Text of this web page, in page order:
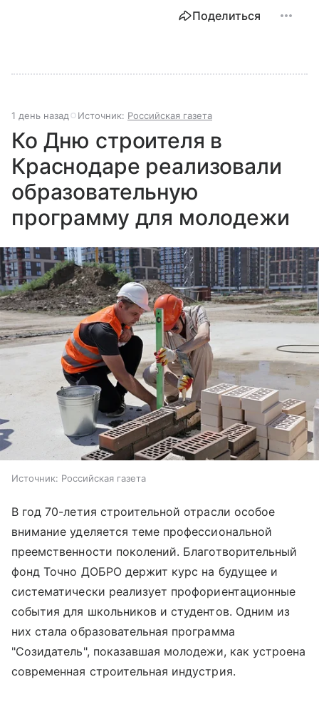
Поделиться
1 день назад Источник: Российская газета
Ко Дню строителя в
Краснодаре реализовали
образовательную
программу для молодежи
Источник: Российская газета
В год 70-летия строительной отрасли особое
внимание уделяется теме профессиональной
преемственности поколений. Благотворительный
фонд Точно ДОБРО держит курс на будущее и
систематически реализует профориентационные
события для школьников и студентов. Одним из
них стала образовательная программа
"Созидатель", показавшая молодежи, как устроена
современная строительная индустрия.